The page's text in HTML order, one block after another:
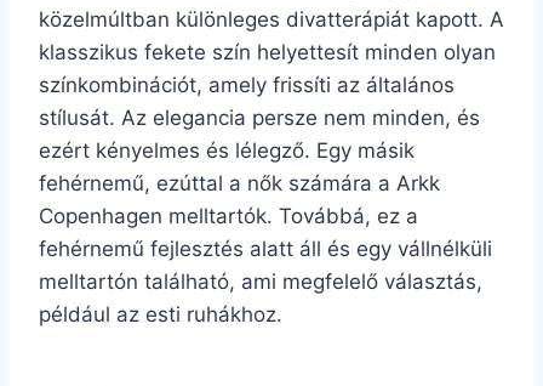
közelmúltban különleges divatterápiát kapott. A
klasszikus fekete szín helyettesít minden olyan
színkombinációt, amely frissíti az általános
stílusát. Az elegancia persze nem minden, és
ezért kényelmes és lélegző. Egy másik
fehérnemű, ezúttal a nők számára a Arkk
Copenhagen melltartók. Továbbá, ez a
fehérnemű fejlesztés alatt áll és egy vállnélküli
melltartón található, ami megfelelő választás,
például az esti ruhákhoz.